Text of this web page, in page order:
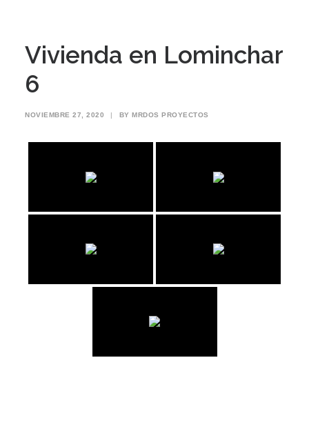
Vivienda en Lominchar
6
NOVIEMBRE 27, 2020 | BY MRDOS PROYECTOS